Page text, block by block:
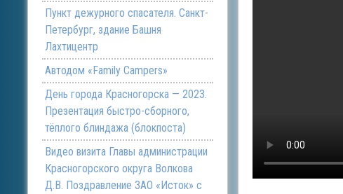
Пункт дежурного спасателя. Санкт-
Петербург, здание Башня
Лахтицентр
Автодом «Family Campers»
День города Красногорска — 2023.
Презентация быстро-сборного,
тёплого блиндажа (блокпоста)
Видео визита Главы администрации
Красногорского округа Волкова
Д.В. Поздравление ЗАО «Исток» с